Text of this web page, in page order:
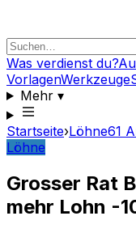
Was verdienst du?
VorlagenWerkzeuge
Mehr▾
Startseite›Löhne61
Löhne
Grosser Rat
mehr Lohn -